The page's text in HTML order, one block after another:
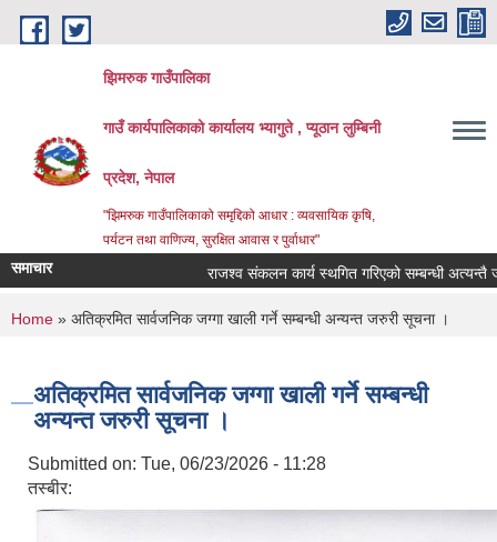
Skip to main content
झिमरुक गाउँपालिका
गाउँ कार्यपालिकाको कार्यालय भ्यागुते , प्यूठान लुम्बिनी
प्रदेश, नेपाल
"झिमरुक गाउँपालिकाको समृद्दिको आधार : व्यवसायिक कृषि,
पर्यटन तथा वाणिज्य, सुरक्षित आवास र पुर्वाधार"
समाचार राजश्व संकलन कार्य स्थगित गरिएको सम्बन्धी अत्यन्तै
You are here
Home » अतिक्रमित सार्वजनिक जग्गा खाली गर्ने सम्बन्धी अन्यन्त जरुरी सूचना ।
अतिक्रमित सार्वजनिक जग्गा खाली गर्ने सम्बन्धी
अन्यन्त जरुरी सूचना ।
Submitted on: Tue, 06/23/2026 - 11:28
तस्बीर: